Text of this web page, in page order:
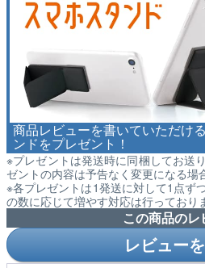
商品レビューを書いていただけ
ンドをプレゼント！
※プレゼントは発送時に同梱してお送
ゼントの内容は予告なく変更になる場
※各プレゼントは1発送に対して1点ず
の数に応じて増やす対応は行っており
この商品のレ
レビュー